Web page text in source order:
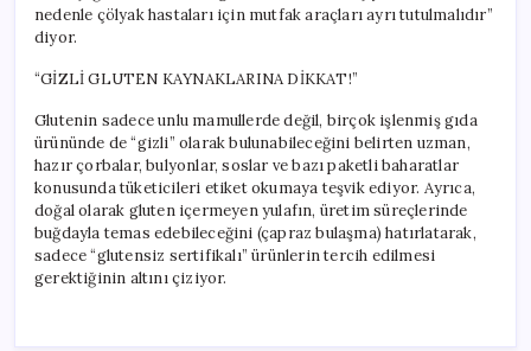
nedenle çölyak hastaları için mutfak araçları ayrı tutulmalıdır”
diyor.
“GİZLİ GLUTEN KAYNAKLARINA DİKKAT!”
Glutenin sadece unlu mamullerde değil, birçok işlenmiş gıda
ürününde de “gizli” olarak bulunabileceğini belirten uzman,
hazır çorbalar, bulyonlar, soslar ve bazı paketli baharatlar
konusunda tüketicileri etiket okumaya teşvik ediyor. Ayrıca,
doğal olarak gluten içermeyen yulafın, üretim süreçlerinde
buğdayla temas edebileceğini (çapraz bulaşma) hatırlatarak,
sadece “glutensiz sertifikalı” ürünlerin tercih edilmesi
gerektiğinin altını çiziyor.